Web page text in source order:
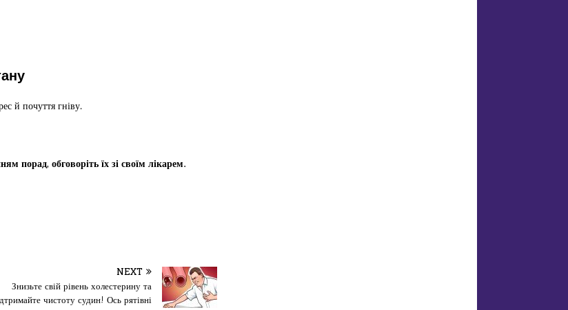
й почуття гніву.
порад, обговоріть їх зі своїм лікарем.
NEXT
Знизьте свій рівень холестерину та
чистоту судин! Ось рятівні